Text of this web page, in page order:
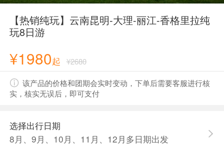
【热销纯玩】云南昆明-大理-丽江-香格里拉纯
玩8日游
¥1980起 ¥2680
该产品的价格和团期会实时变动，下单后需要客服进行核
实，核实无误后，即可支付
选择出行日期
8月、9月、10月、11月、12月多日期出发